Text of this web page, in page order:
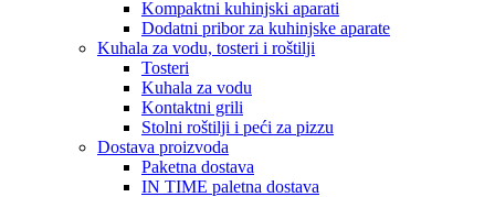
Kompaktni kuhinjski aparati
Dodatni pribor za kuhinjske aparate
Kuhala za vodu, tosteri i roštilji
Tosteri
Kuhala za vodu
Kontaktni grili
Stolni roštilji i peći za pizzu
Dostava proizvoda
Paketna dostava
IN TIME paletna dostava